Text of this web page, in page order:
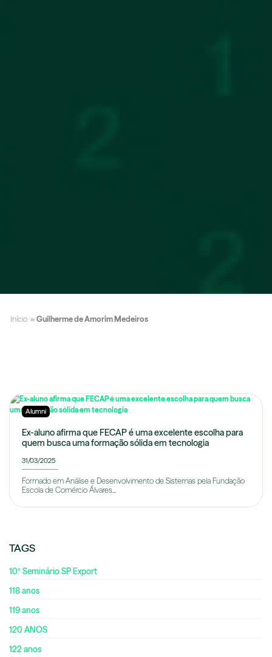
Início » Guilherme de Amorim Medeiros
Alumni
Ex-aluno afirma que FECAP é uma excelente escolha para
quem busca uma formação sólida em tecnologia
31/03/2025
Formado em Análise e Desenvolvimento de Sistemas pela Fundação
Escola de Comércio Álvares...
TAGS
10º Seminário SP Export
118 anos
119 anos
120 ANOS
122 anos